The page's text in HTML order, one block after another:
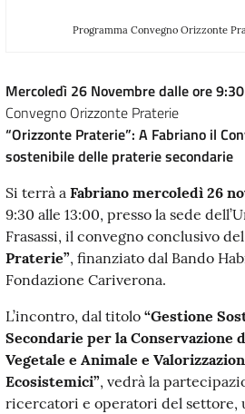
Programma Convegno Orizzonte
Mercoledì 26 Novembre dalle ore
Convegno Orizzonte Praterie
“Orizzonte Praterie”: A Fabriano il
sostenibile delle praterie secondarie
Si terrà a Fabriano mercoledì 26
9:30 alle 13:00, presso la sede
Frasassi, il convegno conclusivo
Praterie”, finanziato dal Bando
Fondazione Cariverona.
L’incontro, dal titolo “Gestione
Secondarie per la Conservazione
Vegetale e Animale e
Ecosistemici”, vedrà la
ricercatori e operatori del settore,